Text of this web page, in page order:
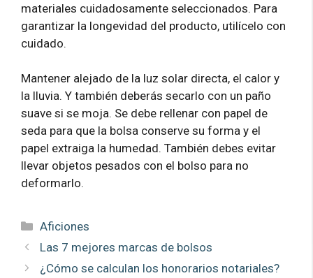
materiales cuidadosamente seleccionados. Para
garantizar la longevidad del producto, utilícelo con
cuidado.
Mantener alejado de la luz solar directa, el calor y
la lluvia. Y también deberás secarlo con un paño
suave si se moja. Se debe rellenar con papel de
seda para que la bolsa conserve su forma y el
papel extraiga la humedad. También debes evitar
llevar objetos pesados ​​con el bolso para no
deformarlo.
Categorías
Aficiones
Las 7 mejores marcas de bolsos
¿Cómo se calculan los honorarios notariales?